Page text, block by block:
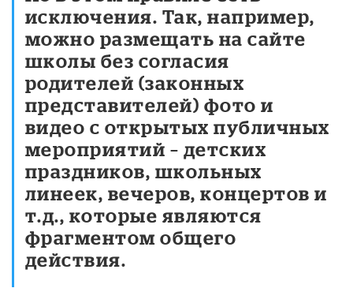
исключения. Так, например,
можно размещать на сайте
школы без согласия
родителей (законных
представителей) фото и
видео с открытых публичных
мероприятий – детских
праздников, школьных
линеек, вечеров, концертов и
т.д., которые являются
фрагментом общего
действия.